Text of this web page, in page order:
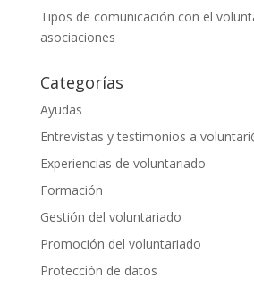
Tipos de comunicación con el
asociaciones
Categorías
Ayudas
Entrevistas y testimonios a
Experiencias de voluntariado
Formación
Gestión del voluntariado
Promoción del voluntariado
Protección de datos